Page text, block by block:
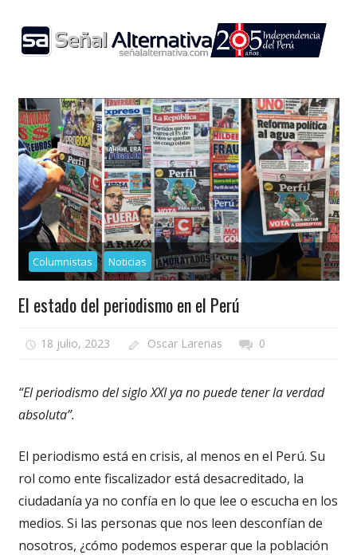
content
Columnistas Noticias
El estado del periodismo en el Perú
18 julio, 2023 Oscar Larenas 0
“El periodismo del siglo XXI ya no puede tener la verdad
absoluta”.
El periodismo está en crisis, al menos en el Perú. Su
rol como ente fiscalizador está desacreditado, la
ciudadanía ya no confía en lo que lee o escucha en los
medios. Si las personas que nos leen desconfían de
nosotros, ¿cómo podemos esperar que la población